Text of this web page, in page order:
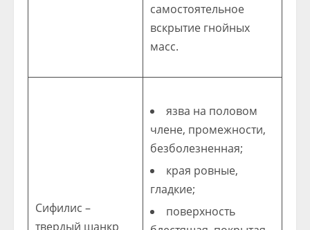
самостоятельное
вскрытие гнойных
масс.
Сифилис –
твердый шанкр
язва на половом
члене, промежности,
безболезненная;
края ровные,
гладкие;
поверхность